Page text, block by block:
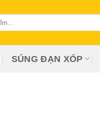
SÚNG ĐẠN XỐP